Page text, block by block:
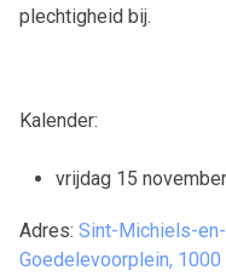
plechtigheid bij.
Kalender:
vrijdag 15
Adres: Sint-Michiels-
Goedelevoorplein, 1000